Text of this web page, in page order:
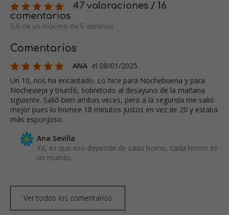
47 valoraciones / 16
comentarios
5,0 de un máximo de 5 estrellas
Comentarios
ANA el 08/01/2025
Un 10, nos ha encantado. Lo hice para Nochebuena y para
Nochevieja y triunfó, sobretodo al desayuno de la mañana
siguiente. Salió bien ambas veces, pero a la segunda me salió
mejor pues lo hornee 18 minutos justos en vez de 20 y estaba
más esponjoso.
Ana Sevilla
Ya, es que eso depende de cada horno, cada horno es
un mundo.
Ver todos los comentarios